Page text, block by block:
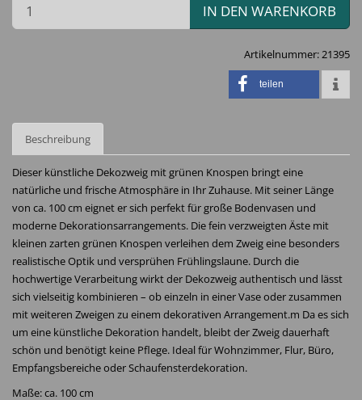
IN DEN WARENKORB
Artikelnummer:21395
teilen
Beschreibung
Dieser künstliche Dekozweig mit grünen Knospen bringt eine
natürliche und frische Atmosphäre in Ihr Zuhause. Mit seiner Länge
von ca. 100 cm eignet er sich perfekt für große Bodenvasen und
moderne Dekorationsarrangements. Die fein verzweigten Äste mit
kleinen zarten grünen Knospen verleihen dem Zweig eine besonders
realistische Optik und versprühen Frühlingslaune. Durch die
hochwertige Verarbeitung wirkt der Dekozweig authentisch und lässt
sich vielseitig kombinieren – ob einzeln in einer Vase oder zusammen
mit weiteren Zweigen zu einem dekorativen Arrangement.m Da es sich
um eine künstliche Dekoration handelt, bleibt der Zweig dauerhaft
schön und benötigt keine Pflege. Ideal für Wohnzimmer, Flur, Büro,
Empfangsbereiche oder Schaufensterdekoration.
Maße: ca. 100 cm